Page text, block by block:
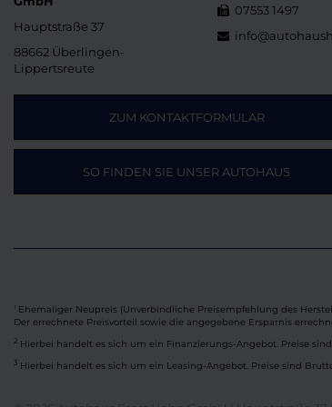
Hauptstraße 37
88662 Überlingen-
Lippertsreute
07553 1497
ZUM KONTAKTFORMULAR
SO FINDEN SIE UNSER AUTOHAUS
Ehemaliger Neupreis (Unverbindliche Preisempfehlung des
Der errechnete Preisvorteil sowie die angegebene Ersparnis
2 Hierbei handelt es sich um ein Finanzierungs-Angebot. Preise
3 Hierbei handelt es sich um ein Leasing-Angebot. Preise sind